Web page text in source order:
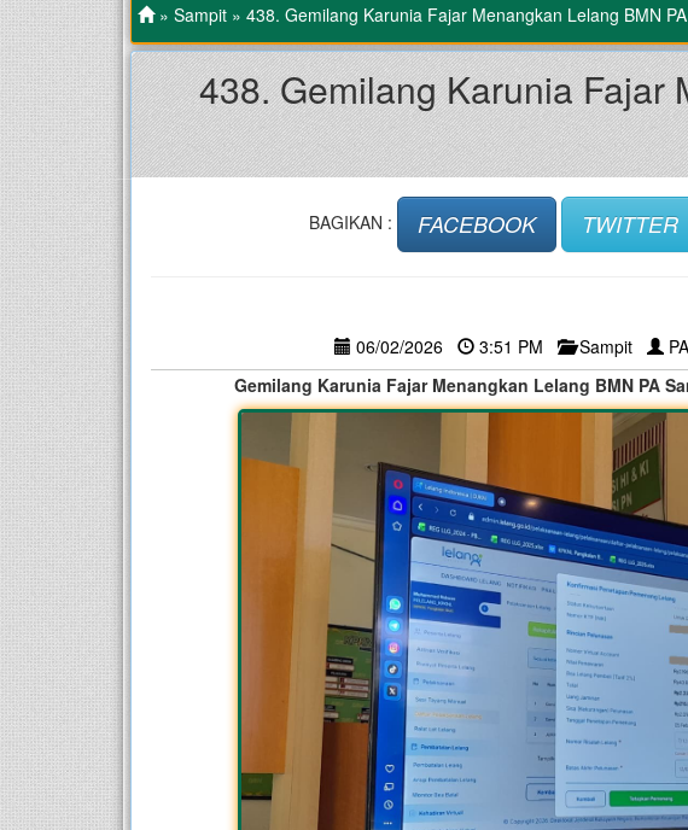
» Sampit » 438. Gemilang Karunia Fajar Menangkan Lelang BMN
438. Gemilang Karunia Fajar
BAGIKAN : FACEBOOK TWITTER
06/02/2026 3:51 PM Sampit
Gemilang Karunia Fajar Menangkan Lelang BMN PA